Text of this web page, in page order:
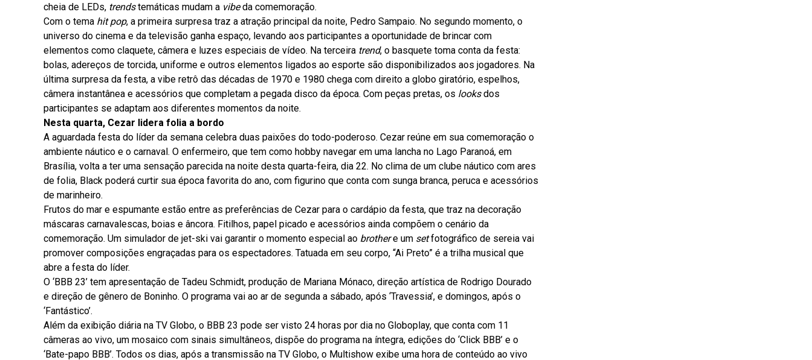
cheia de LEDs, trendstemáticas mudam a vibeda comemoração.
Com o tema hit pop, a primeira surpresa traz a atração principal da noite, Pedro Sampaio. No segundo momento, o
universo do cinema e da televisão ganha espaço, levando aos participantes a oportunidade de brincar com
elementos como claquete, câmera e luzes especiais de vídeo. Na terceira trend, o basquete toma conta da festa:
bolas, adereços de torcida, uniforme e outros elementos ligados ao esporte são disponibilizados aos jogadores. Na
última surpresa da festa, a vibe retrô das décadas de 1970 e 1980 chega com direito a globo giratório, espelhos,
câmera instantânea e acessórios que completam a pegada disco da época. Com peças pretas, os looksdos
participantes se adaptam aos diferentes momentos da noite.
Nesta quarta, Cezar lidera folia a bordo
A aguardada festa do líder da semana celebra duas paixões do todo-poderoso. Cezar reúne em sua comemoração o
ambiente náutico e o carnaval. O enfermeiro, que tem como hobby navegar em uma lancha no Lago Paranoá, em
Brasília, volta a ter uma sensação parecida na noite desta quarta-feira, dia 22. No clima de um clube náutico com ares
de folia, Black poderá curtir sua época favorita do ano, com figurino que conta com sunga branca, peruca e acessórios
de marinheiro.
Frutos do mar e espumante estão entre as preferências de Cezar para o cardápio da festa, que traz na decoração
máscaras carnavalescas, boias e âncora. Fitilhos, papel picado e acessórios ainda compõem o cenário da
comemoração. Um simulador de jet-ski vai garantir o momento especial ao brothere um setfotográfico de sereia vai
promover composições engraçadas para os espectadores. Tatuada em seu corpo, “Ai Preto” é a trilha musical que
abre a festa do líder.
O ‘BBB 23’ tem apresentação de Tadeu Schmidt, produção de Mariana Mónaco, direção artística de Rodrigo Dourado
e direção de gênero de Boninho. O programa vai ao ar de segunda a sábado, após ‘Travessia’, e domingos, após o
‘Fantástico’.
Além da exibição diária na TV Globo, o BBB 23 pode ser visto 24 horas por dia no Globoplay, que conta com 11
câmeras ao vivo, um mosaico com sinais simultâneos, dispõe do programa na íntegra, edições do ‘Click BBB’ e o
‘Bate-papo BBB’. Todos os dias, após a transmissão na TV Globo, o Multishow exibe uma hora de conteúdo ao vivo